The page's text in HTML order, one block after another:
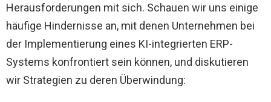
Herausforderungen mit sich. Schauen wir uns einige
häufige Hindernisse an, mit denen Unternehmen bei
der Implementierung eines KI-integrierten ERP-
Systems konfrontiert sein können, und diskutieren
wir Strategien zu deren Überwindung: